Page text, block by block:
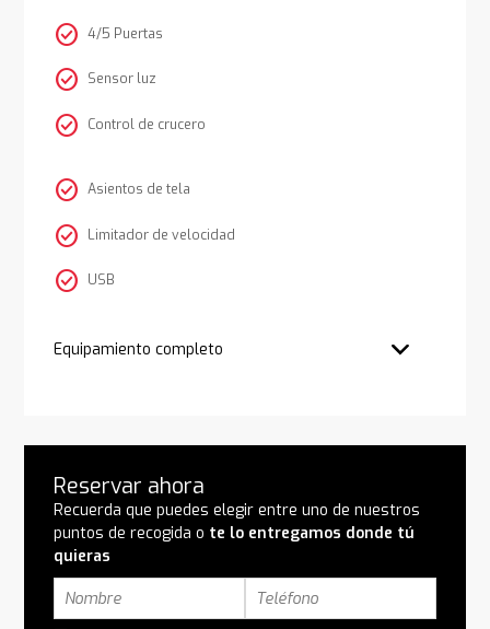
check_circle 4/5 Puertas
check_circle Sensor luz
check_circle Control de crucero
check_circle Asientos de tela
check_circle Limitador de velocidad
check_circle USB
Equipamiento completo
Reservar ahora
Recuerda que puedes elegir entre uno de nuestros
puntos de recogida o te lo entregamos donde tú
quieras